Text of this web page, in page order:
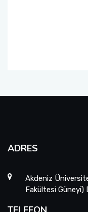
ADRES
Akdeniz
Fakültesi Güneyi)